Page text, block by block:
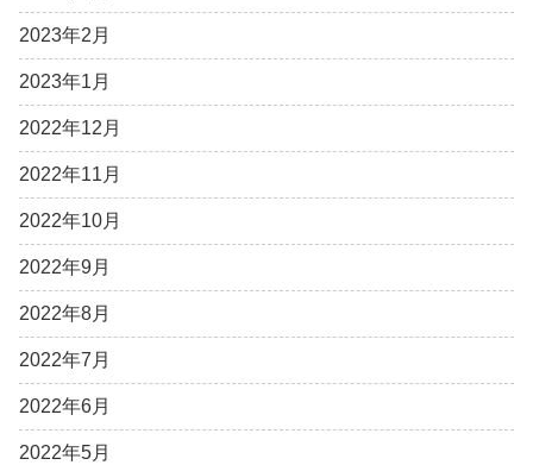
2023年2月
2023年1月
2022年12月
2022年11月
2022年10月
2022年9月
2022年8月
2022年7月
2022年6月
2022年5月